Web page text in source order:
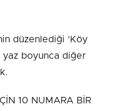
düzenlediği ‘Köy
yaz boyunca diğer
10 NUMARA BİR